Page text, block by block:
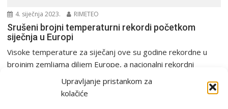
Upravljanje pristankom za
kolačiće
4. siječnja 2023. RIMETEO
Srušeni brojni temperaturni rekordi početkom
siječnja u Europi
Visoke temperature za siječanj ove su godine rekordne u
brojnim zemljama diljem Europe, a nacionalni rekordni
Rekordi